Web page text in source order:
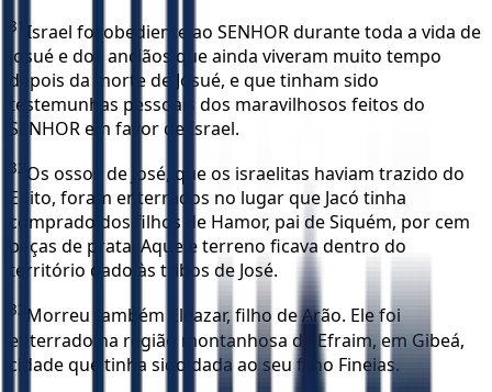
31
Israel foi obediente ao SENHOR durante toda a vida de
Josué e dos anciãos que ainda viveram muito tempo
depois da morte de Josué, e que tinham sido
testemunhas pessoais dos maravilhosos feitos do
SENHOR em favor de Israel.
32 Os ossos de José, que os israelitas haviam trazido do
Egito, foram enterrados no lugar que Jacó tinha
comprado dos filhos de Hamor, pai de Siquém, por cem
peças de prata. Aquele terreno ficava dentro do
território dado às tribos de José.
33 Morreu também Eleazar, filho de Arão. Ele foi
enterrado na região montanhosa de Efraim, em Gibeá,
cidade que tinha sido dada ao seu filho Fineias.